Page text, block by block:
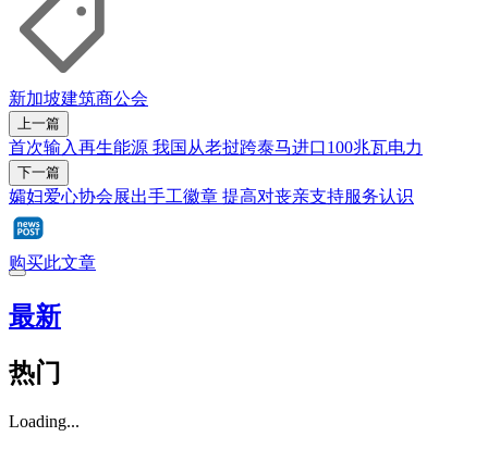
新加坡建筑商公会
上一篇
首次输入再生能源 我国从老挝跨泰马进口100兆瓦电力
下一篇
孀妇爱心协会展出手工徽章 提高对丧亲支持服务认识
购买此文章
最新
热门
Loading...